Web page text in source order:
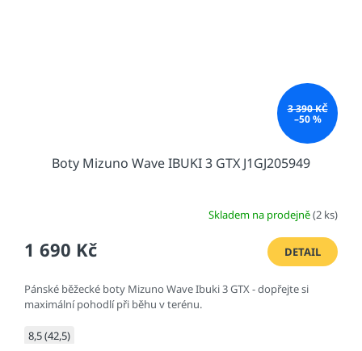
3 390 KČ
–50 %
Boty Mizuno Wave IBUKI 3 GTX J1GJ205949
Skladem na prodejně(2 ks)
1 690 Kč DETAIL
Pánské běžecké boty Mizuno Wave Ibuki 3 GTX - dopřejte si
maximální pohodlí při běhu v terénu.
8,5 (42,5)